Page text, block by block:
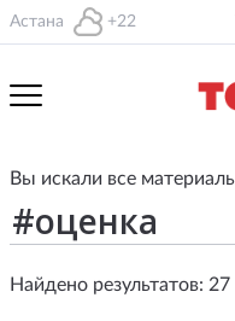
Астана +22
Вы искали все
Найдено результатов: 27